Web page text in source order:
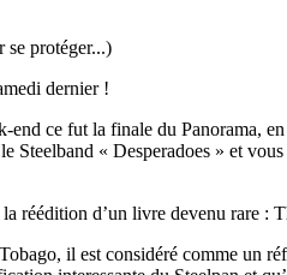
se protéger...)
dernier !
ce fut la finale du Panorama,
Steelband « Desperadoes » et
la réédition d’un livre devenu rare :
il est considéré comme un